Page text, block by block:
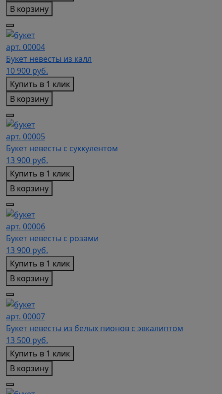
В корзину
арт. 00004
Букет невесты из калл
10 900 руб.
Купить в 1 клик
В корзину
арт. 00005
Букет невесты с суккулентом
13 900 руб.
Купить в 1 клик
В корзину
арт. 00006
Букет невесты с розами
13 900 руб.
Купить в 1 клик
В корзину
арт. 00007
Букет невесты из белых пионов с эвкалиптом
13 500 руб.
Купить в 1 клик
В корзину